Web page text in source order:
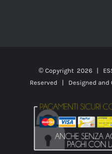
© Copyright 2026 |
Reserved | Designed and